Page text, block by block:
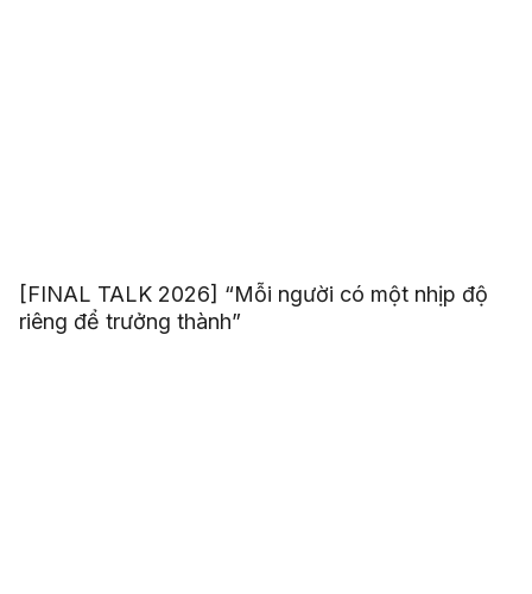
[FINAL TALK 2026] “Mỗi người có một nhịp độ
riêng để trưởng thành”